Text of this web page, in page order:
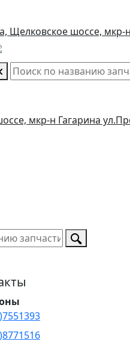
Щелковское шоссе, мкр-
мкр-н Гагарина